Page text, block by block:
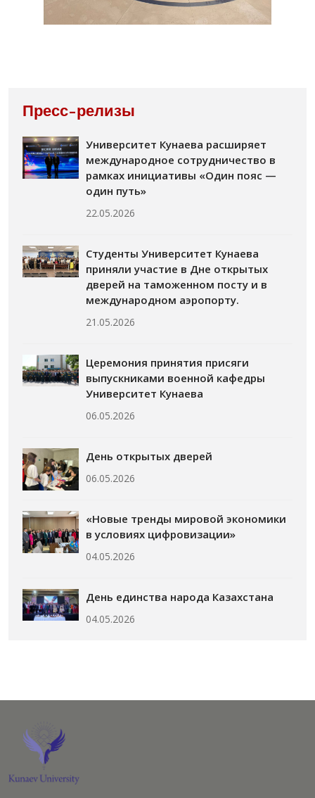
Пресс-релизы
Университет Кунаева расширяет
международное сотрудничество в
рамках инициативы «Один пояс —
один путь»
22.05.2026
Студенты Университет Кунаева
приняли участие в Дне открытых
дверей на таможенном посту и в
международном аэропорту.
21.05.2026
Церемония принятия присяги
выпускниками военной кафедры
Университет Кунаева
06.05.2026
День открытых дверей
06.05.2026
«Новые тренды мировой экономики
в условиях цифровизации»
04.05.2026
День единства народа Казахстана
04.05.2026